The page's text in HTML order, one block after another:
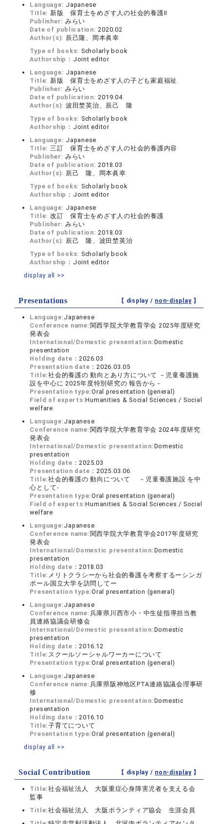
Language: Japanese
Title: 新版 保育士をめざす人の社会的養護Ⅱ
Publisher: みらい
Date of publication: 2020.02
Author(s): 辰己隆、岡本眞幸
Type of books: Scholarly book
Authorship： Joint editor
Language: Japanese
Title: 新版 保育士をめざす人の子ども家庭福祉
Publisher: みらい
Date of publication: 2019.04
Author(s): 波田埜英治、辰己 隆
Type of books: Scholarly book
Authorship： Joint editor
Language: Japanese
Title: 三訂 保育士をめざす人の社会的養護内容
Publisher: みらい
Date of publication: 2018.03
Author(s): 辰己 隆、岡本眞幸
Type of books: Scholarly book
Authorship： Joint editor
Language: Japanese
Title: 改訂 保育士をめざす人の社会的養護
Publisher: みらい
Date of publication: 2018.03
Author(s): 辰己 隆、波田埜英治
Type of books: Scholarly book
Authorship： Joint editor
display all >>
Presentations 【 display / non-display】
Language:Japanese
Conference name: 関西学院大学教育学会 2025年度研究
発表会
International/Domestic presentation:Domestic
presentation
Holding date： 2026.03
Presentation date： 2026.03.05
Title:社会的養護の 動向とあり方について －児童養護施
設を中心に 2025年度特別研究の 報告から－
Presentation type:Oral presentation (general)
Field of experts:Humanities & Social Sciences / Social
welfare
Language:Japanese
Conference name: 関西学院大学教育学会 2024年度研究
発表会
International/Domestic presentation:Domestic
presentation
Holding date： 2025.03
Presentation date： 2025.03.06
Title:社会的養護の 動向について －児童養護施設 を中
心として-
Presentation type:Oral presentation (general)
Field of experts:Humanities & Social Sciences / Social
welfare
Language:Japanese
Conference name: 関西学院大学教育学会2017年度研究
発表会
International/Domestic presentation:Domestic
presentation
Holding date： 2018.03
Title: メリトクラシーから社会的養護を考察するーシンガ
ポール国立大学を訪問してー
Presentation type:Oral presentation (general)
Language:Japanese
Conference name:兵庫県川西市小・中生徒指導担当教
員連絡協議会研修会
International/Domestic presentation:Domestic
presentation
Holding date： 2016.12
Title: スクールソーシャルワーカーについて
Presentation type:Oral presentation (general)
Language:Japanese
Conference name:兵庫県阪神地区PTA連絡協議会理事研
修
International/Domestic presentation:Domestic
presentation
Holding date： 2016.10
Title:子育てについて
Presentation type:Oral presentation (general)
display all >>
Social Contribution 【 display / non-display】
Title:社会福祉法人 大阪重症心身障害児者を支える会
監事
Title:社会福祉法人 大阪ボランティア協会 生涯会員